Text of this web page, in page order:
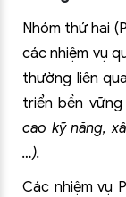
Nhóm thứ hai
các nhiệm vụ
thường liên
triển bền vững
cao kỹ năng,
…).
Các nhiệm vụ